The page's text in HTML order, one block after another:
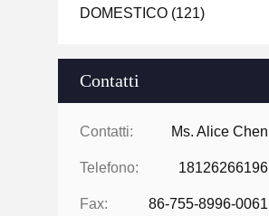
DOMESTICO (121)
Contatti
Contatti: Ms. Alice Chen
Telefono: 18126266196
Fax: 86-755-8996-0061